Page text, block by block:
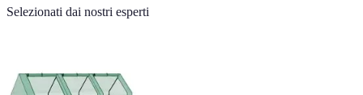
Selezionati dai nostri esperti